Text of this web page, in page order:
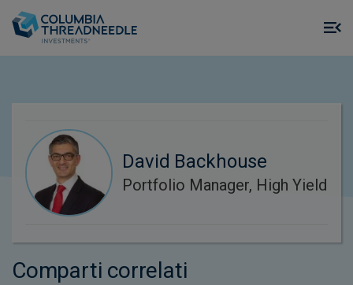
David Backhouse
Portfolio Manager, High Yield
Comparti correlati